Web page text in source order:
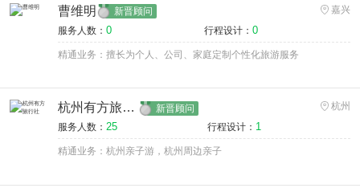
曹维明 新晋顾问
嘉兴
服务人数： 0 行程设计： 0
精通业务：擅长为个人、公司、家庭定制个性化旅游服务
杭州有方旅行社 新晋顾问
杭州
服务人数： 25 行程设计： 1
精通业务：杭州亲子游，杭州周边亲子